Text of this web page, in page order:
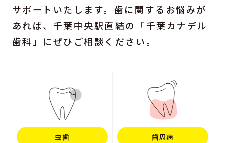
サポートいたします。歯に関するお悩みが
あれば、千葉中央駅直結の「千葉カナデル
歯科」にぜひご相談ください。
虫歯 歯周病